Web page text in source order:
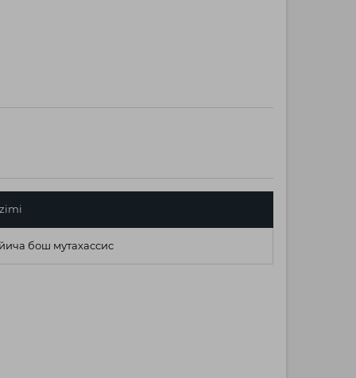
бош мутахассис